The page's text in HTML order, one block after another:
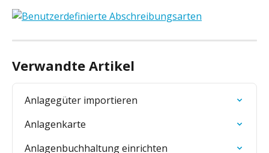
Verwandte Artikel
Anlagegüter importieren
Anlagenkarte
Anlagenbuchhaltung einrichten